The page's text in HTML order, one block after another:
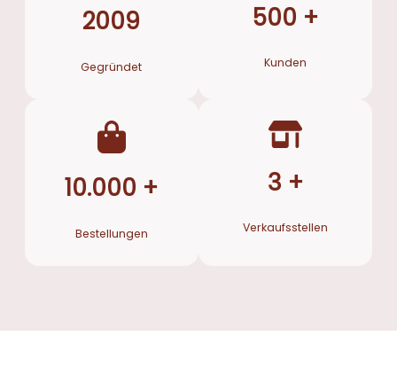
2009
Gegründet
500 +
Kunden
10.000 +
Bestellungen
3 +
Verkaufsstellen